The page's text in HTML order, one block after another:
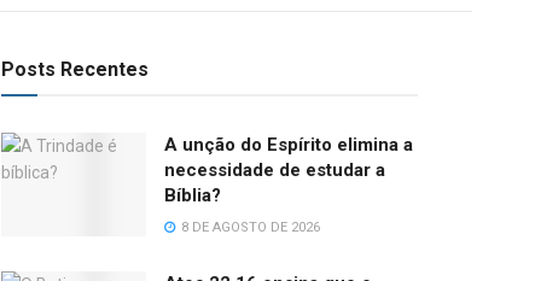
Posts Recentes
A unção do Espírito elimina a
necessidade de estudar a
Bíblia?
8 DE AGOSTO DE 2026